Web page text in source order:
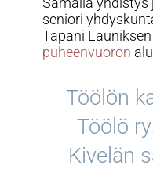
seniori
Tapani
puheenvuoron
Töölön
Töölö
Kivelän